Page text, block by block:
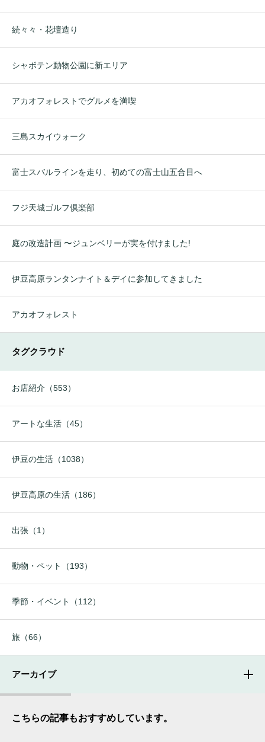
続々々・花壇造り
シャボテン動物公園に新エリア
アカオフォレストでグルメを満喫
三島スカイウォーク
富士スバルラインを走り、初めての富士山五合目へ
フジ天城ゴルフ倶楽部
庭の改造計画 〜ジュンベリーが実を付けました!
伊豆高原ランタンナイト＆デイに参加してきました
アカオフォレスト
タグクラウド
お店紹介（553）
アートな生活（45）
伊豆の生活（1038）
伊豆高原の生活（186）
出張（1）
動物・ペット（193）
季節・イベント（112）
旅（66）
アーカイブ
こちらの記事もおすすめしています。